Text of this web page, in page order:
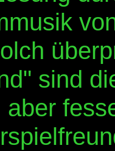
sind
aber